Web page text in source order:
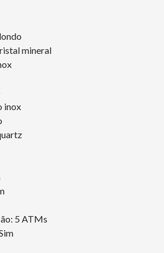
mineral
inox
5 ATMs